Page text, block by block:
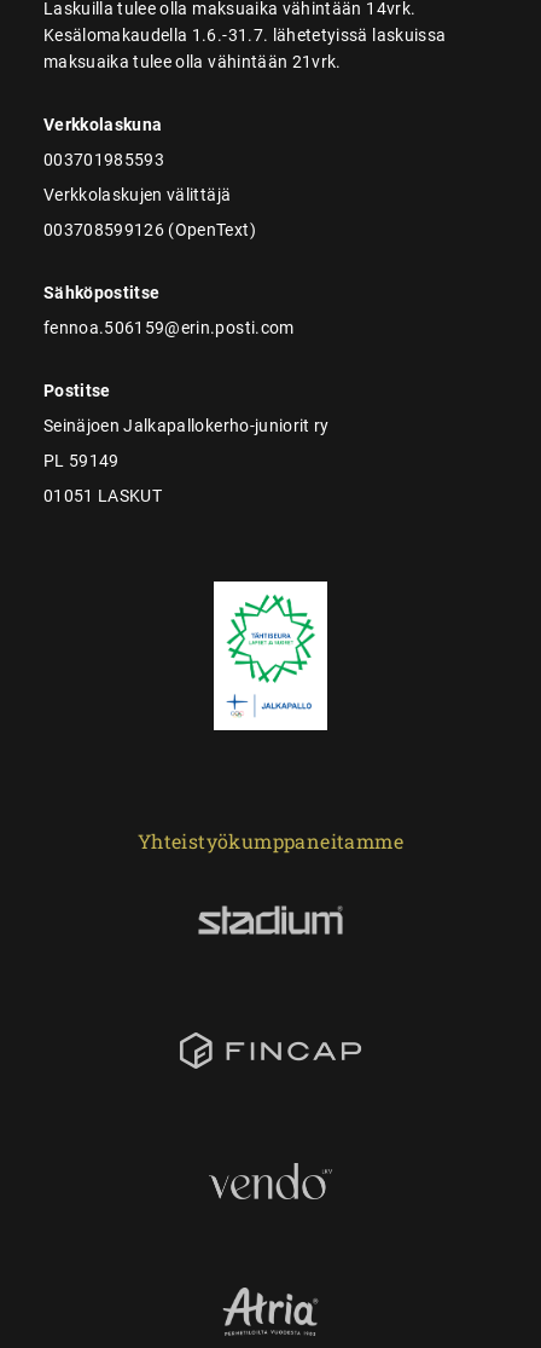
Laskuilla tulee olla maksuaika vähintään 14vrk.
Kesälomakaudella 1.6.-31.7. lähetetyissä laskuissa
maksuaika tulee olla vähintään 21vrk.
Verkkolaskuna
003701985593
Verkkolaskujen välittäjä
003708599126 (OpenText)
Sähköpostitse
fennoa.506159@erin.posti.com
Postitse
Seinäjoen Jalkapallokerho-juniorit ry
PL 59149
01051 LASKUT
Yhteistyökumppaneitamme